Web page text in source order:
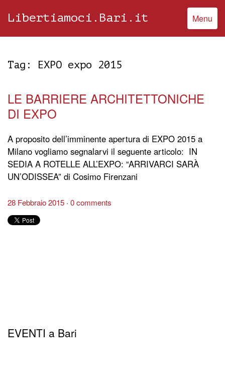
Libertiamoci.Bari.it Menu
Tag: EXPO expo 2015
LE BARRIERE ARCHITETTONICHE
DI EXPO
A proposito dell’imminente apertura di EXPO 2015 a
Milano vogliamo segnalarvi il seguente articolo: IN
SEDIA A ROTELLE ALL’EXPO: “ARRIVARCI SARÀ
UN’ODISSEA” di Cosimo Firenzani
28 Febbraio 2015 0 comments
EVENTI a Bari